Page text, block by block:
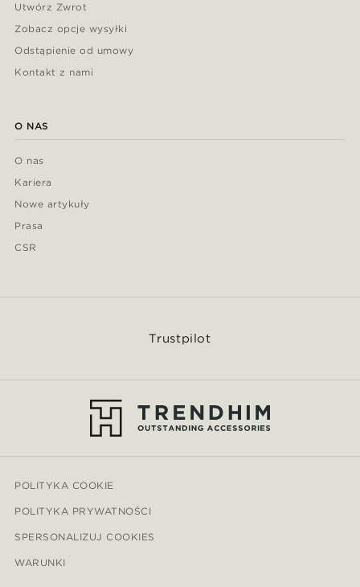
Utwórz Zwrot
Zobacz opcje wysyłki
Odstąpienie od umowy
Kontakt z nami
O NAS
O nas
Kariera
Nowe artykuły
Prasa
CSR
Trustpilot
POLITYKA COOKIE
POLITYKA PRYWATNOŚCI
SPERSONALIZUJ COOKIES
WARUNKI